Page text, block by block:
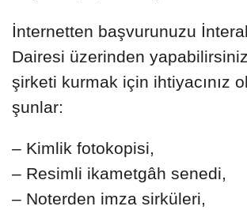
İnternetten başvurunuzu
Dairesi üzerinden
şirketi kurmak için ihtiyacınız
şunlar:
– Kimlik fotokopisi,
– Resimli ikametgâh senedi,
– Noterden imza sirküleri,